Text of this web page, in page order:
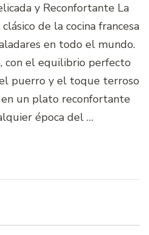
y Reconfortante La
de la cocina francesa
en todo el mundo.
con el equilibrio perfecto
puerro y el toque terroso
un plato reconfortante
época del …